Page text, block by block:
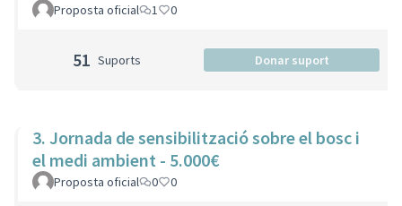
Proposta oficial 1 0
51 Suports Donar suport
3. Jornada de sensibilització sobre el bosc i
el medi ambient - 5.000€
Proposta oficial 0 0